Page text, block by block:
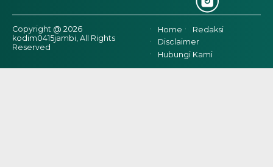
Copyright @ 2026
kodim0415jambi, All Rights
Reserved
Home
Redaksi
Disclaimer
Hubungi Kami